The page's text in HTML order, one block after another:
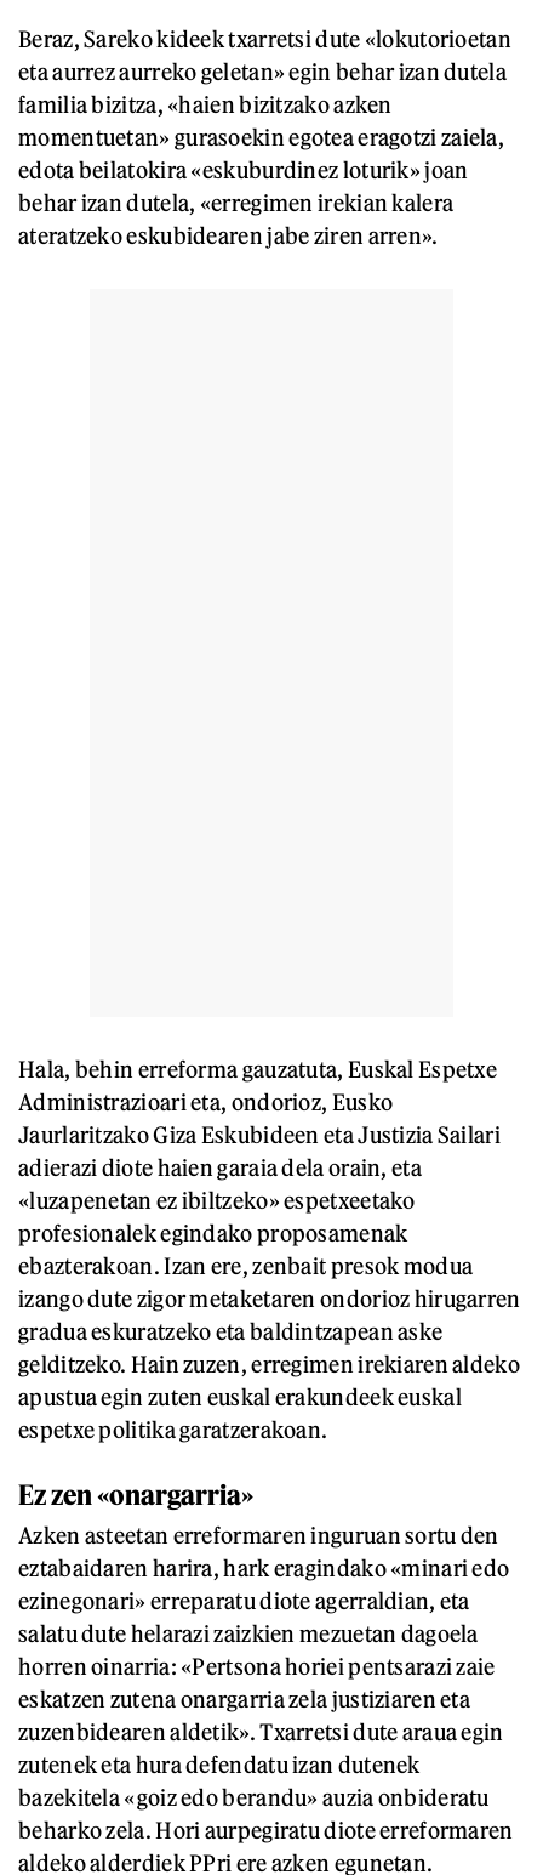
Beraz, Sareko kideek txarretsi dute «lokutorioetan
eta aurrez aurreko geletan» egin behar izan dutela
familia bizitza, «haien bizitzako azken
momentuetan» gurasoekin egotea eragotzi zaiela,
edota beilatokira «eskuburdinez loturik» joan
behar izan dutela, «erregimen irekian kalera
ateratzeko eskubidearen jabe ziren arren».
Hala, behin erreforma gauzatuta, Euskal Espetxe
Administrazioari eta, ondorioz, Eusko
Jaurlaritzako Giza Eskubideen eta Justizia Sailari
adierazi diote haien garaia dela orain, eta
«luzapenetan ez ibiltzeko» espetxeetako
profesionalek egindako proposamenak
ebazterakoan. Izan ere, zenbait presok modua
izango dute zigor metaketaren ondorioz hirugarren
gradua eskuratzeko eta baldintzapean aske
gelditzeko. Hain zuzen, erregimen irekiaren aldeko
apustua egin zuten euskal erakundeek euskal
espetxe politika garatzerakoan.
Ez zen «onargarria»
Azken asteetan erreformaren inguruan sortu den
eztabaidaren harira, hark eragindako «minari edo
ezinegonari» erreparatu diote agerraldian, eta
salatu dute helarazi zaizkien mezuetan dagoela
horren oinarria: «Pertsona horiei pentsarazi zaie
eskatzen zutena onargarria zela justiziaren eta
zuzenbidearen aldetik». Txarretsi dute araua egin
zutenek eta hura defendatu izan dutenek
bazekitela «goiz edo berandu» auzia onbideratu
beharko zela. Hori aurpegiratu diote erreformaren
aldeko alderdiek PPri ere azken egunetan.